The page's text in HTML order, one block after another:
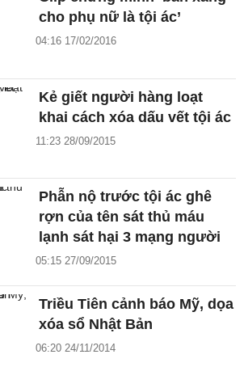
cho phụ nữ là tội ác’
04:16 17/02/2016
Kẻ giết người hàng loạt
khai cách xóa dấu vết tội ác
11:23 28/09/2015
Phẫn nộ trước tội ác ghê
rợn của tên sát thủ máu
lạnh sát hại 3 mạng người
05:15 27/09/2015
Triều Tiên cảnh báo Mỹ, dọa
xóa sổ Nhật Bản
06:20 24/11/2014